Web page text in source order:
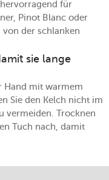
für
Pinot Blanc oder
der schlanken
sie lange
Hand mit warmem
Sie den Kelch nicht im
vermeiden. Trocknen
Tuch nach, damit